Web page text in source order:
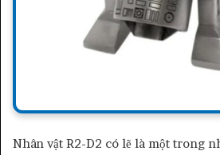
Nhân vật R2-D2 có lẽ là một trong